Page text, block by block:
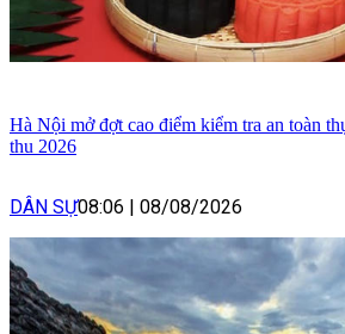
Hà Nội mở đợt cao điểm kiểm tra an toàn
thu 2026
DÂN SỰ08:06 | 08/08/2026